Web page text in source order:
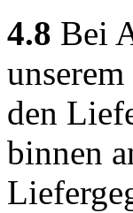
4.8 Bei
den
binnen